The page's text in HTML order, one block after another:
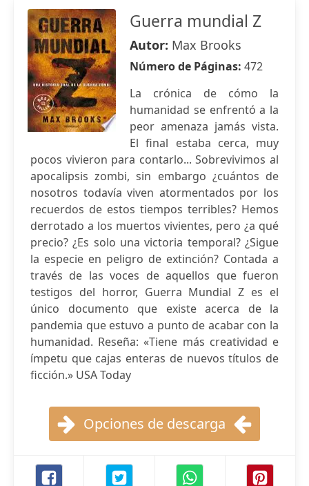
Guerra mundial Z
Autor: Max Brooks
Número de Páginas: 472
La crónica de cómo la
humanidad se enfrentó a la
peor amenaza jamás vista.
El final estaba cerca, muy
pocos vivieron para contarlo... Sobrevivimos al
apocalipsis zombi, sin embargo ¿cuántos de
nosotros todavía viven atormentados por los
recuerdos de estos tiempos terribles? Hemos
derrotado a los muertos vivientes, pero ¿a qué
precio? ¿Es solo una victoria temporal? ¿Sigue
la especie en peligro de extinción? Contada a
través de las voces de aquellos que fueron
testigos del horror, Guerra Mundial Z es el
único documento que existe acerca de la
pandemia que estuvo a punto de acabar con la
humanidad. Reseña: «Tiene más creatividad e
ímpetu que cajas enteras de nuevos títulos de
ficción.» USA Today
Opciones de descarga